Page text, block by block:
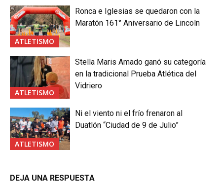
ATLETISMO
Ronca e Iglesias se quedaron con la
Maratón 161° Aniversario de Lincoln
ATLETISMO
Stella Maris Amado ganó su categoría
en la tradicional Prueba Atlética del
Vidriero
ATLETISMO
Ni el viento ni el frío frenaron al
Duatlón “Ciudad de 9 de Julio”
DEJA UNA RESPUESTA